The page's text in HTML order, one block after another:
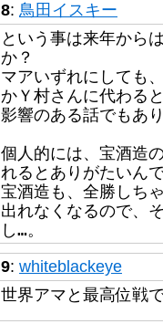
8: 鳥田イスキー
という事は来年から
か？
マアいずれにしても
かＹ村さんに代わる
影響のある話でもあ
個人的には、宝酒造
れるとありがたいん
宝酒造も、全勝しち
出れなくなるので、
し…。
9: whiteblackeye
世界アマと最高位戦